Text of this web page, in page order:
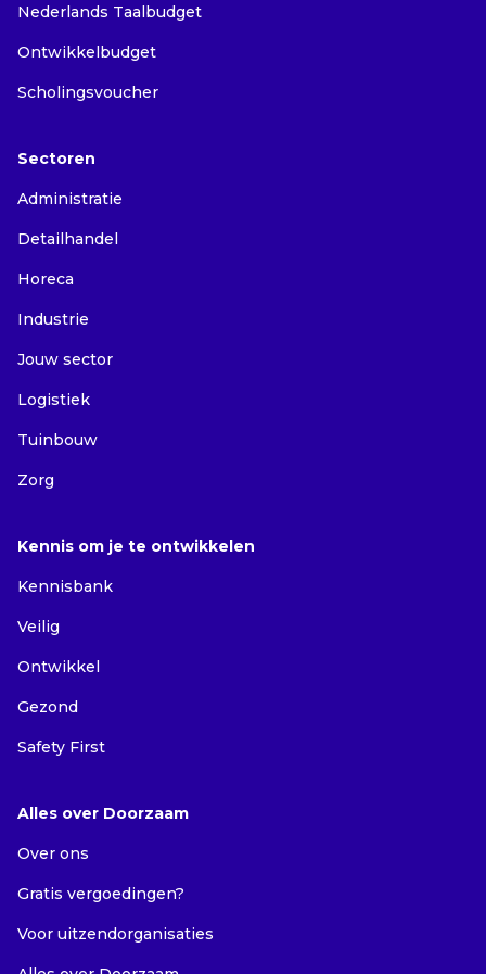
Nederlands Taalbudget
Ontwikkelbudget
Scholingsvoucher
Sectoren
Administratie
Detailhandel
Horeca
Industrie
Jouw sector
Logistiek
Tuinbouw
Zorg
Kennis om je te ontwikkelen
Kennisbank
Veilig
Ontwikkel
Gezond
Safety First
Alles over Doorzaam
Over ons
Gratis vergoedingen?
Voor uitzendorganisaties